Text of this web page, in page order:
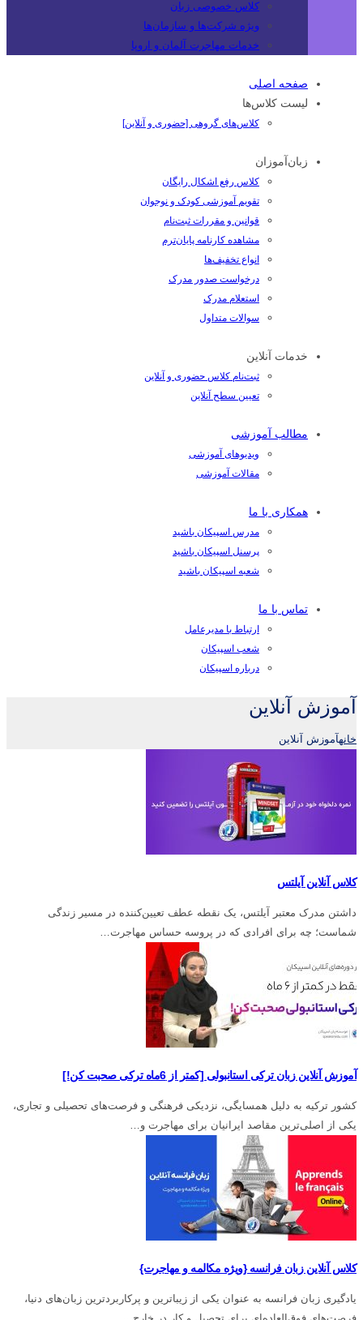
کلاس خصوصی زبان
ویژه شرکت‌ها و سازمان‌ها
خدمات مهاجرت آلمان و اروپا
صفحه اصلی
لیست کلاس‌ها
کلاس‌های گروهی [حضوری و آنلاین]
زبان‌آموزان
کلاس رفع اشکال رایگان
تقویم آموزشی کودک و نوجوان
قوانین و مقررات ثبت‌نام
مشاهده کارنامه پایان‌ترم
انواع تخفیف‌ها
درخواست صدور مدرک
استعلام مدرک
سوالات متداول
خدمات آنلاین
ثبت‌نام کلاس حضوری و آنلاین
تعیین سطح آنلاین
مطالب آموزشی
ویدیوهای آموزشی
مقالات آموزشی
همکاری با ما
مدرس اسپیکان باشید
پرسنل اسپیکان باشید
شعبه اسپیکان باشید
تماس با ما
ارتباط با مدیرعامل
شعب اسپیکان
درباره اسپیکان
آموزش آنلاين
خانهآموزش آنلاين
کلاس آنلاین آیلتس
داشتن مدرک معتبر آیلتس، یک نقطه عطف تعیین‌کننده در مسیر زندگی
شماست؛ چه برای افرادی که در پروسه حساس مهاجرت…
آموزش آنلاین زبان ترکی استانبولی [کمتر از 6ماه ترکی صحبت کن!]
کشور ترکیه به دلیل همسایگی، نزدیکی فرهنگی و فرصت‌های تحصیلی و تجاری،
یکی از اصلی‌ترین مقاصد ایرانیان برای مهاجرت و…
کلاس آنلاین زبان فرانسه {ویژه مکالمه و مهاجرت}
یادگیری زبان فرانسه به عنوان یکی از زیباترین و پرکاربردترین زبان‌های دنیا،